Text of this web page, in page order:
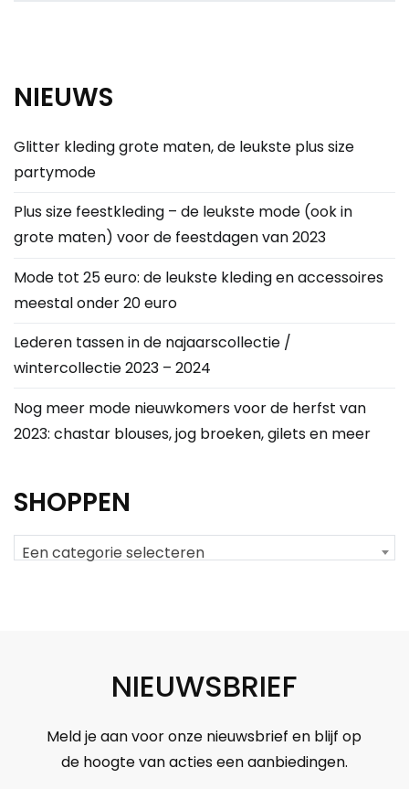
NIEUWS
Glitter kleding grote maten, de leukste plus size
partymode
Plus size feestkleding – de leukste mode (ook in
grote maten) voor de feestdagen van 2023
Mode tot 25 euro: de leukste kleding en accessoires
meestal onder 20 euro
Lederen tassen in de najaarscollectie /
wintercollectie 2023 – 2024
Nog meer mode nieuwkomers voor de herfst van
2023: chastar blouses, jog broeken, gilets en meer
SHOPPEN
Een categorie selecteren
NIEUWSBRIEF
Meld je aan voor onze nieuwsbrief en blijf op
de hoogte van acties een aanbiedingen.